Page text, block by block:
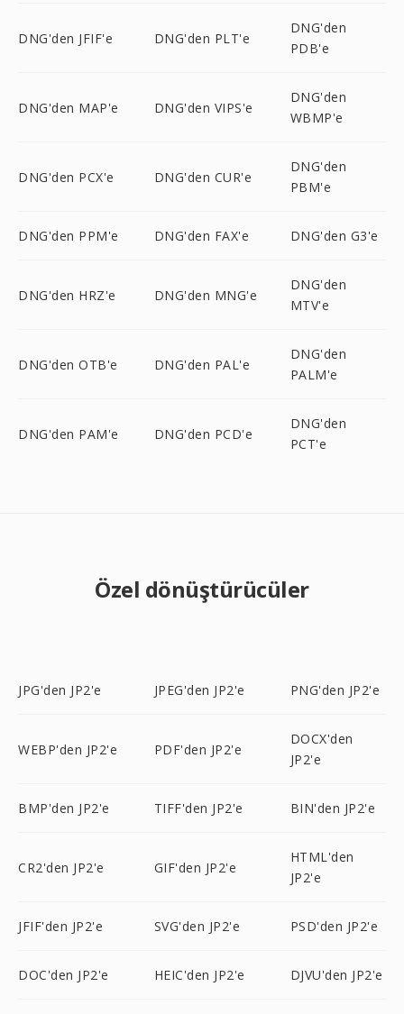
DNG'den JFIF'e DNG'den PLT'e
DNG'den
PDB'e
DNG'den MAP'e DNG'den VIPS'e
DNG'den
WBMP'e
DNG'den PCX'e DNG'den CUR'e
DNG'den
PBM'e
DNG'den PPM'e DNG'den FAX'e DNG'den G3'e
DNG'den HRZ'e DNG'den MNG'e
DNG'den
MTV'e
DNG'den OTB'e DNG'den PAL'e
DNG'den
PALM'e
DNG'den PAM'e DNG'den PCD'e
DNG'den
PCT'e
Özel dönüştürücüler
JPG'den JP2'e JPEG'den JP2'e PNG'den JP2'e
WEBP'den JP2'e PDF'den JP2'e
DOCX'den
JP2'e
BMP'den JP2'e TIFF'den JP2'e BIN'den JP2'e
CR2'den JP2'e GIF'den JP2'e
HTML'den
JP2'e
JFIF'den JP2'e SVG'den JP2'e PSD'den JP2'e
DOC'den JP2'e HEIC'den JP2'e DJVU'den JP2'e